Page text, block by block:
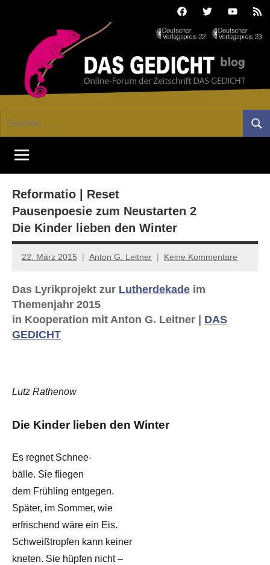
FacebookTwitterYoutube
GEDICHT
blog
Forum
von
DAS
Lyrik,
Essay
Suchen
Reformatio | Reset
Pausenpoesie zum Neustarten 2
Die Kinder lieben den Winter
22. März 2015 Anton G. Leitner Keine Kommentare
Das Lyrikprojekt zur Lutherdekade im
Themenjahr 2015
in Kooperation mit Anton G. Leitner | DAS
GEDICHT
Lutz Rathenow
Die Kinder lieben den Winter
Es regnet Schnee-
bälle. Sie fliegen
dem Frühling entgegen.
Später, im Sommer, wie
erfrischend wäre ein Eis.
Schweißtropfen kann keiner
kneten. Sie hüpfen nicht –